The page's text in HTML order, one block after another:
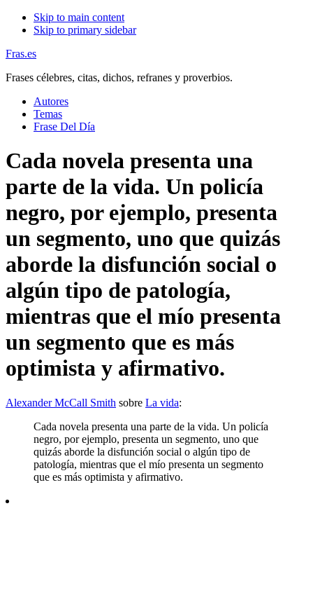
Skip to main content
Skip to primary sidebar
Fras.es
Frases célebres, citas, dichos, refranes y proverbios.
Autores
Temas
Frase Del Día
Cada novela presenta una
parte de la vida. Un policía
negro, por ejemplo, presenta
un segmento, uno que quizás
aborde la disfunción social o
algún tipo de patología,
mientras que el mío presenta
un segmento que es más
optimista y afirmativo.
Alexander McCall Smith sobre La vida:
Cada novela presenta una parte de la vida. Un policía
negro, por ejemplo, presenta un segmento, uno que
quizás aborde la disfunción social o algún tipo de
patología, mientras que el mío presenta un segmento
que es más optimista y afirmativo.